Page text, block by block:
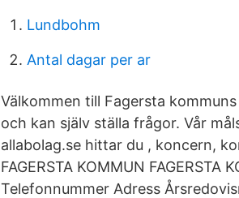
Lundbohm
Antal dagar per ar
Välkommen till Fagersta
och kan själv ställa frågor. Vår
allabolag.se hittar du , koncern,
FAGERSTA KOMMUN
Telefonnummer Adress